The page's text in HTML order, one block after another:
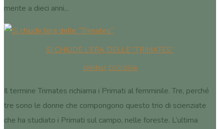
mente a dieci anni...
SI CHIUDE L’ERA DELLE “TRIMATES”
ANIMALI, ECOLOGIA
Il termine Trimates richiama i Primati al femminile. Tre, perché
tre sono le donne che compongono questo trio di scienziate
che ha studiato i Primati sul campo, nelle foreste. L’ultima